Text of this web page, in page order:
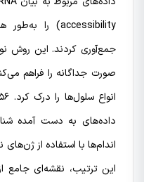
جمع‌آوری کردند. این روش
صورت جداگانه را فراهم
داده‌های به دست آمده
اندام‌ها با استفاده از
این ترتیب، نقشه‌ای جامع